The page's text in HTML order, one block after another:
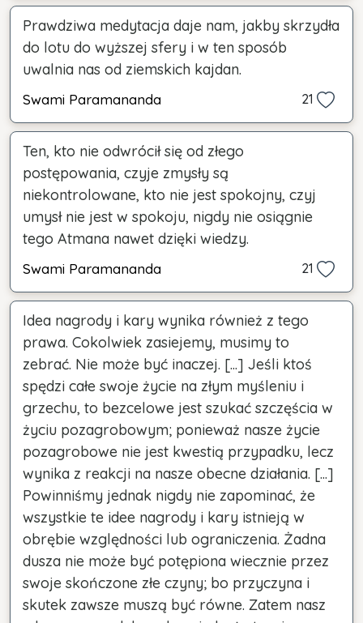
Prawdziwa medytacja daje nam, jakby skrzydła
do lotu do wyższej sfery i w ten sposób
uwalnia nas od ziemskich kajdan.
Swami Paramananda 21
Ten, kto nie odwrócił się od złego
postępowania, czyje zmysły są
niekontrolowane, kto nie jest spokojny, czyj
umysł nie jest w spokoju, nigdy nie osiągnie
tego Atmana nawet dzięki wiedzy.
Swami Paramananda 21
Idea nagrody i kary wynika również z tego
prawa. Cokolwiek zasiejemy, musimy to
zebrać. Nie może być inaczej. [...] Jeśli ktoś
spędzi całe swoje życie na złym myśleniu i
grzechu, to bezcelowe jest szukać szczęścia w
życiu pozagrobowym; ponieważ nasze życie
pozagrobowe nie jest kwestią przypadku, lecz
wynika z reakcji na nasze obecne działania. [...]
Powinniśmy jednak nigdy nie zapominać, że
wszystkie te idee nagrody i kary istnieją w
obrębie względności lub ograniczenia. Żadna
dusza nie może być potępiona wiecznie przez
swoje skończone złe czyny; bo przyczyna i
skutek zawsze muszą być równe. Zatem nasz